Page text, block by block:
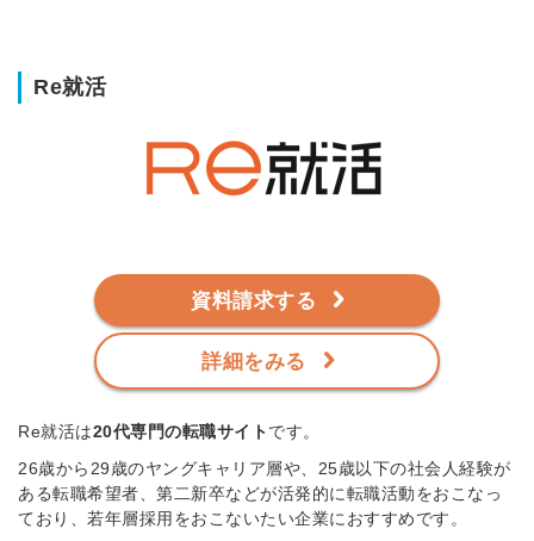
Re就活
資料請求する
詳細をみる
Re就活は20代専門の転職サイトです。
26歳から29歳のヤングキャリア層や、25歳以下の社会人経験が
ある転職希望者、第二新卒などが活発的に転職活動をおこなっ
ており、若年層採用をおこないたい企業におすすめです。